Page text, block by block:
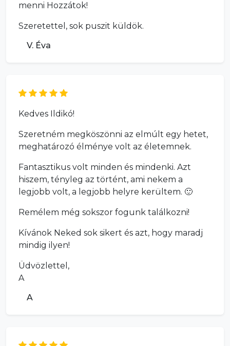
menni Hozzátok!
Szeretettel, sok puszit küldök.
V. Éva
Kedves Ildikó!
Szeretném megköszönni az elmúlt egy hetet,
meghatározó élménye volt az életemnek.
Fantasztikus volt minden és mindenki. Azt
hiszem, tényleg az történt, ami nekem a
legjobb volt, a legjobb helyre kerültem. 🙂
Remélem még sokszor fogunk találkozni!
Kívánok Neked sok sikert és azt, hogy maradj
mindig ilyen!
Üdvözlettel,
A
A